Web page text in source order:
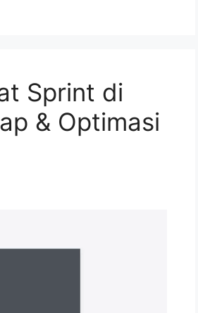
Sprint di
& Optimasi